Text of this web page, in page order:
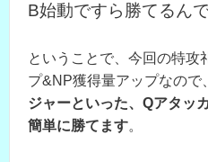
B始動ですら勝てるん
ということで、今回の特攻
プ&NP獲得量アップなので、
ジャーといった、Qアタッ
簡単に勝てます。